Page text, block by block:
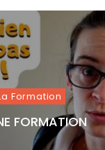
Formation
FORMATION